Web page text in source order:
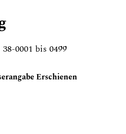
0001 bis 0499
Erschienen